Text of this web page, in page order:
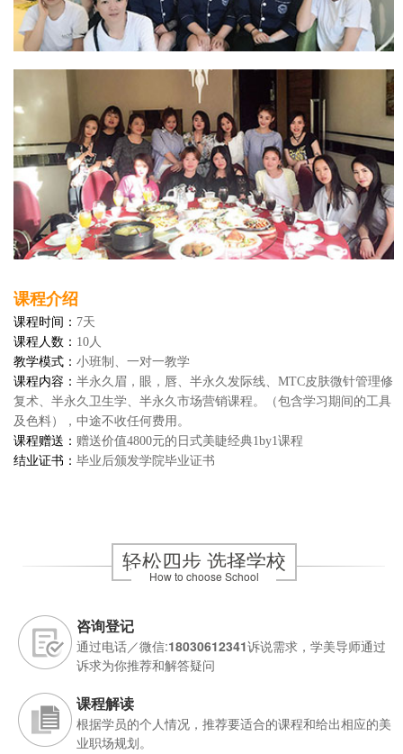
课程介绍
课程时间： 7天
课程人数： 10人
教学模式： 小班制、一对一教学
课程内容： 半永久眉，眼，唇、半永久发际线、MTC皮肤微针管理修
复术、半永久卫生学、半永久市场营销课程。（包含学习期间的工具
及色料），中途不收任何费用。
课程赠送： 赠送价值4800元的日式美睫经典1by1课程
结业证书： 毕业后颁发学院毕业证书
轻松四步 选择学校
How to choose School
咨询登记
通过电话／微信:18030612341诉说需求，学美导师通过
诉求为你推荐和解答疑问
课程解读
根据学员的个人情况，推荐要适合的课程和给出相应的美
业职场规划。